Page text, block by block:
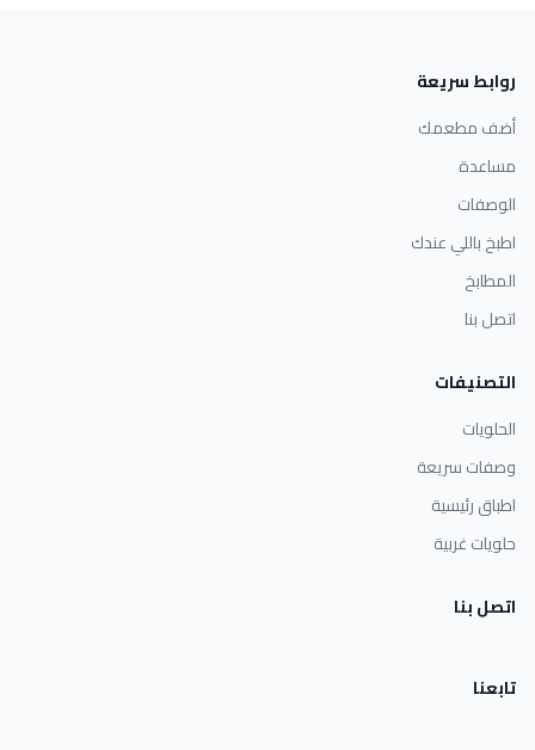
روابط سريعة
أضف مطعمك
مساعدة
الوصفات
اطبخ باللي عندك
المطابخ
اتصل بنا
التصنيفات
الحلويات
وصفات سريعة
اطباق رئيسية
حلويات غربية
اتصل بنا
تابعنا